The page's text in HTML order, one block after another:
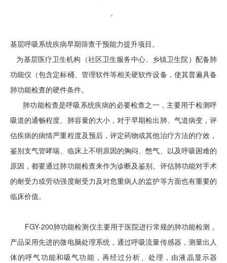
。
基层呼吸系统疾病早期筛查干预能力提升项目。
为基层医疗卫生机构（社区卫生服务中心、乡镇卫生院）配备肺
功能仪（包含定标桶、管理软件等相关硬软件设备，使其普遍具备
肺功能检查的硬件条件。
肺功能检查是呼吸系统疾病的必要检查之一，主要用于检测呼
吸道的通畅程度、肺容量的大小，对于早期检出肺、气道病变，评
估疾病的病情严重程度及预后，评定药物或其他治疗方法的疗效，
鉴别支气管哮喘、临床上不明原因的胸闷、憋气、以及呼吸困难的
原因，都要通过肺功能检查来作为诊断及鉴别。评估肺功能对手术
的耐受力或劳动强度耐受力及对危重病人的监护等方面也有重要的
临床价值。
FGY-200肺功能检测仪主要用于医院进行常规的肺功能检测，
产品采用先进的微电脑处理系统，通过呼吸流量传感器，测量出人
体的呼气功能和吸气功能，再经过分析、处理，由液晶显示器